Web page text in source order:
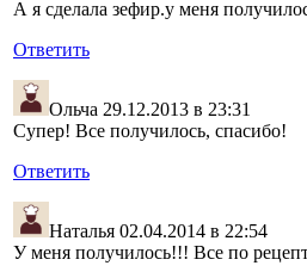
А я сделала зефир.у меня
Ответить
Ольча 29.12.2013 в 23:31
Супер! Все получилось, спасибо!
Ответить
Наталья 02.04.2014 в 22:54
У меня получилось!!! Все по